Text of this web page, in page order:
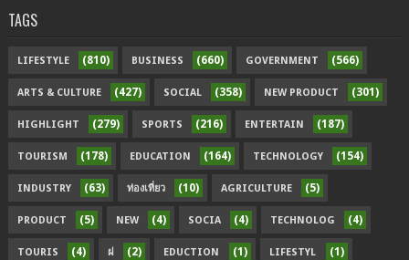
TAGS
LIFESTYLE (810) BUSINESS (660) GOVERNMENT (566)
ARTS & CULTURE (427) SOCIAL (358) NEW PRODUCT (301)
HIGHLIGHT (279) SPORTS (216) ENTERTAIN (187)
TOURISM (178) EDUCATION (164) TECHNOLOGY (154)
INDUSTRY (63) ท่องเที่ยว (10) AGRICULTURE (5)
PRODUCT (5) NEW (4) SOCIA (4) TECHNOLOG (4)
TOURIS (4) ฝ (2) EDUCTION (1) LIFESTYL (1)